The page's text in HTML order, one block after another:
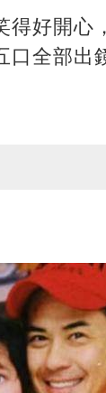
得好開心
口全部出